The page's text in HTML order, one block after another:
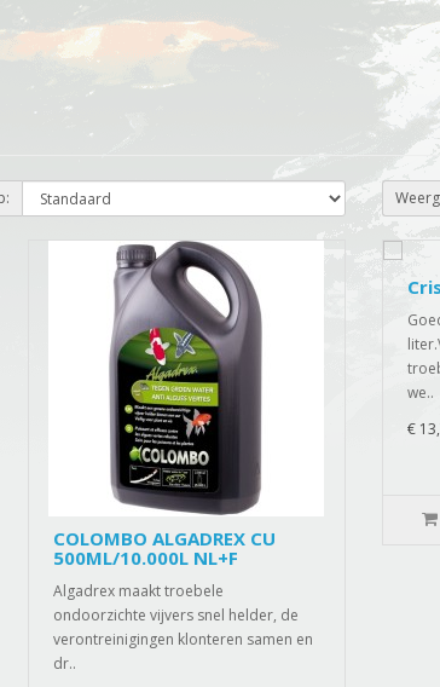
COLOMBO ALGADREX CU
500ML/10.000L NL+F
Algadrex maakt troebele
ondoorzichte vijvers snel helder, de
verontreinigingen klonteren samen en
dr..
we..
€